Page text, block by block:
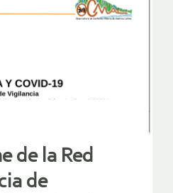
de la Red
de